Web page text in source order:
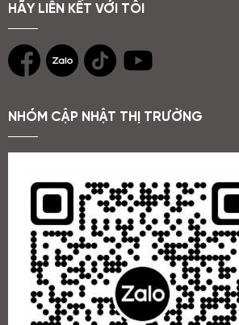
HÃY LIÊN KẾT VỚI TÔI
NHÓM CẬP NHẬT THỊ TRƯỜNG